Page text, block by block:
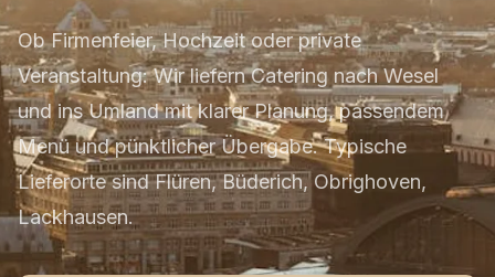
Ob Firmenfeier, Hochzeit oder private
Veranstaltung: Wir liefern Catering nach Wesel
und ins Umland mit klarer Planung, passendem
Menü und pünktlicher Übergabe. Typische
Lieferorte sind Flüren, Büderich, Obrighoven,
Lackhausen.